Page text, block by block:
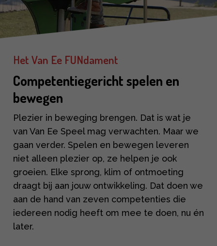
Het Van Ee FUNdament
Competentiegericht spelen en
bewegen
Plezier in beweging brengen. Dat is wat je
van Van Ee Speel mag verwachten. Maar we
gaan verder. Spelen en bewegen leveren
niet alleen plezier op, ze helpen je ook
groeien. Elke sprong, klim of ontmoeting
draagt bij aan jouw ontwikkeling. Dat doen we
aan de hand van zeven competenties die
iedereen nodig heeft om mee te doen, nu én
later.